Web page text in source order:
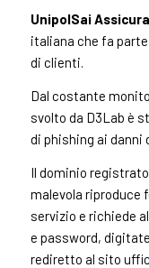
UnipolSai
italiana che fa parte
di clienti.
Dal costante
svolto da D3Lab è
di phishing ai danni
Il dominio
malevola riproduce
servizio e richiede
e password,
rediretto al sito